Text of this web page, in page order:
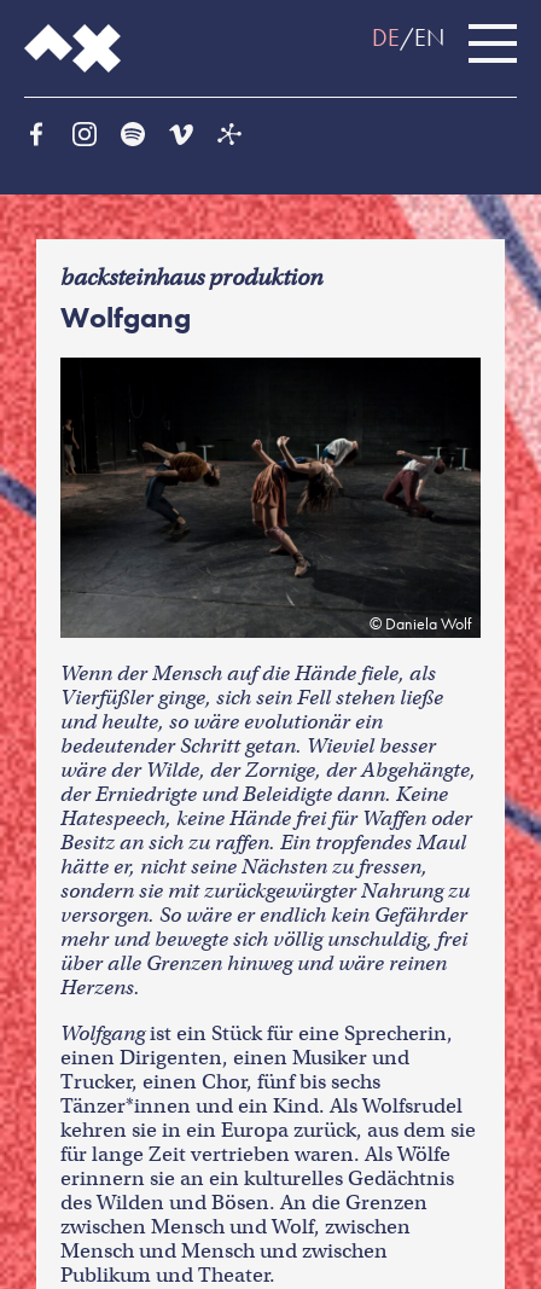
DE EN
f
backsteinhaus produktion
Wolfgang
Daniela Wolf
Wenn der Mensch auf die Hände fiele, als
Vierfüßler ginge, sich sein Fell stehen ließe
und heulte, so wäre evolutionär ein
bedeutender Schritt getan. Wieviel besser
wäre der Wilde, der Zornige, der Abgehängte,
der Erniedrigte und Beleidigte dann. Keine
Hatespeech, keine Hände frei für Waffen oder
Besitz an sich zu raffen. Ein tropfendes Maul
hätte er, nicht seine Nächsten zu fressen,
sondern sie mit zurückgewürgter Nahrung zu
versorgen. So wäre er endlich kein Gefährder
mehr und bewegte sich völlig unschuldig, frei
über alle Grenzen hinweg und wäre reinen
Herzens.
Wolfgangist ein Stück für eine Sprecherin,
einen Dirigenten, einen Musiker und
Trucker, einen Chor, fünf bis sechs
Tänzer*innen und ein Kind. Als Wolfsrudel
kehren sie in ein Europa zurück, aus dem sie
für lange Zeit vertrieben waren. Als Wölfe
erinnern sie an ein kulturelles Gedächtnis
des Wilden und Bösen. An die Grenzen
zwischen Mensch und Wolf, zwischen
Mensch und Mensch und zwischen
Publikum und Theater.